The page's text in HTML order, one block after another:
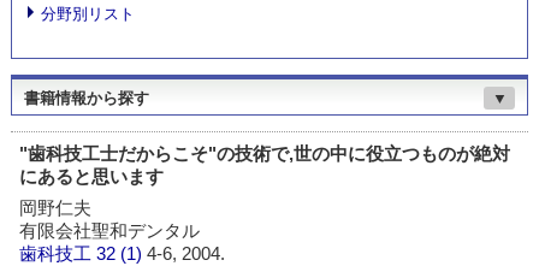
分野別リスト
書籍情報から探す ▼
"歯科技工士だからこそ"の技術で,世の中に役立つものが絶対
にあると思います
岡野仁夫
有限会社聖和デンタル
歯科技工 32 (1)4-6, 2004.